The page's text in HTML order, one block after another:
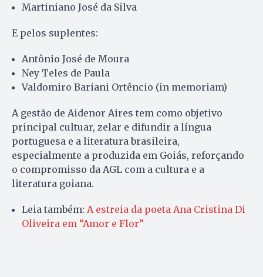
Martiniano José da Silva
E pelos suplentes:
Antônio José de Moura
Ney Teles de Paula
Valdomiro Bariani Ortêncio (in memoriam)
A gestão de Aidenor Aires tem como objetivo
principal cultuar, zelar e difundir a língua
portuguesa e a literatura brasileira,
especialmente a produzida em Goiás, reforçando
o compromisso da AGL com a cultura e a
literatura goiana.
Leia também: A estreia da poeta Ana Cristina Di
Oliveira em “Amor e Flor”